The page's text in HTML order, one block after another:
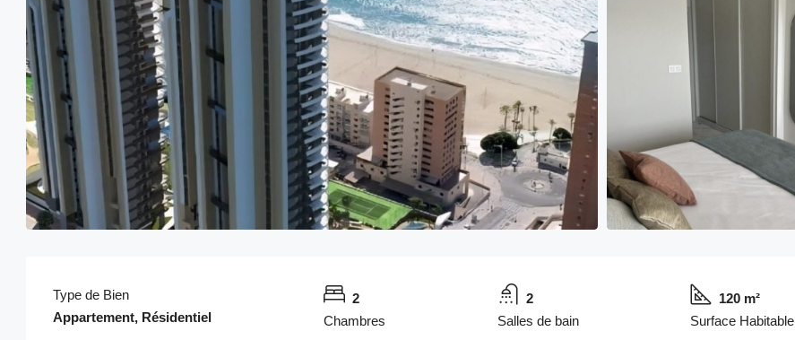
Type de Bien
Appartement, Résidentiel
2
Chambres
2
Salles de bain
120 m²
Surface Habitable